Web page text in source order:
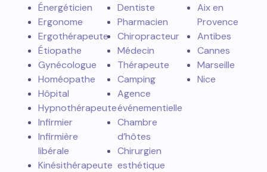
Énergéticien
Ergonome
Ergothérapeute
Étiopathe
Gynécologue
Homéopathe
Hôpital
Hypnothérapeute
Infirmier
Infirmière
libérale
Kinésithérapeute
Dentiste
Pharmacien
Chiropracteur
Médecin
Thérapeute
Camping
Agence
événementielle
Chambre
d’hôtes
Chirurgien
esthétique
Aix en
Provence
Antibes
Cannes
Marseille
Nice